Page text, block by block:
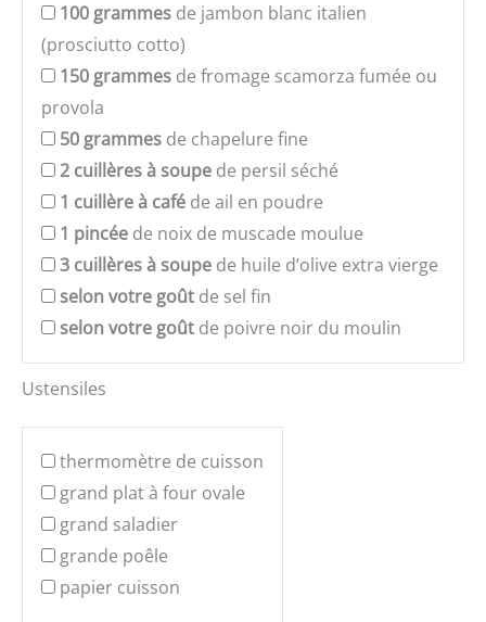
100 grammes de jambon blanc italien
(prosciutto cotto)
150 grammes de fromage scamorza fumée ou
provola
50 grammes de chapelure fine
2 cuillères à soupe de persil séché
1 cuillère à café de ail en poudre
1 pincée de noix de muscade moulue
3 cuillères à soupe de huile d’olive extra vierge
selon votre goût de sel fin
selon votre goût de poivre noir du moulin
Ustensiles
thermomètre de cuisson
grand plat à four ovale
grand saladier
grande poêle
papier cuisson